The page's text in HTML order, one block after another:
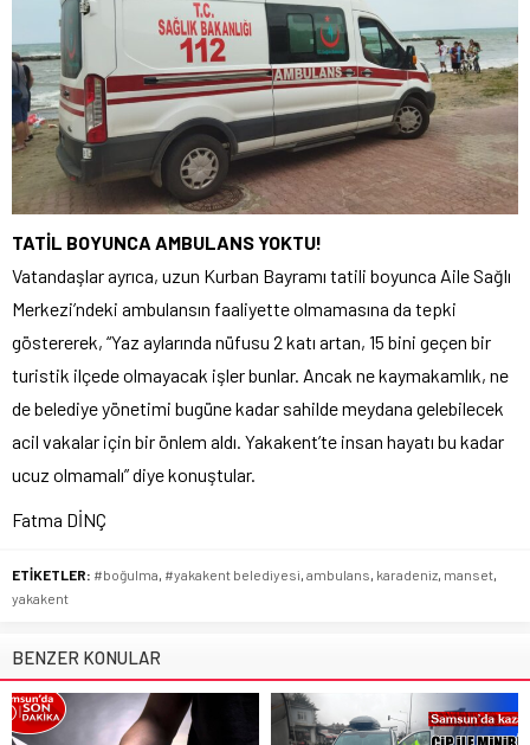
TATİL BOYUNCA AMBULANS YOKTU!
Vatandaşlar ayrıca, uzun Kurban Bayramı tatili boyunca Aile Sağlı
Merkezi’ndeki ambulansın faaliyette olmamasına da tepki
göstererek, “Yaz aylarında nüfusu 2 katı artan, 15 bini geçen bir
turistik ilçede olmayacak işler bunlar. Ancak ne kaymakamlık, ne
de belediye yönetimi bugüne kadar sahilde meydana gelebilecek
acil vakalar için bir önlem aldı. Yakakent’te insan hayatı bu kadar
ucuz olmamalı” diye konuştular.
Fatma DİNÇ
ETİKETLER: #boğulma, #yakakent belediyesi, ambulans, karadeniz, manset,
yakakent
BENZER KONULAR